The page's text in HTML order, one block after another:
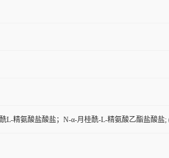
L-精氨酸盐酸盐；N-α-月桂酰-L-精氨酸乙酯盐酸盐